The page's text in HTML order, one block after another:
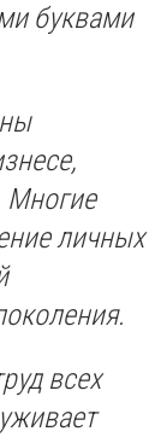
буквами
Многие
личных
всех